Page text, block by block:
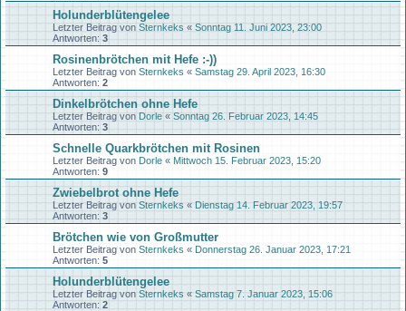
Holunderblütengelee
Letzter Beitrag von Sternkeks « Sonntag 11. Juni 2023, 23:00
Antworten: 3
Rosinenbrötchen mit Hefe :-))
Letzter Beitrag von Sternkeks « Samstag 29. April 2023, 16:30
Antworten: 2
Dinkelbrötchen ohne Hefe
Letzter Beitrag von Dorle « Sonntag 26. Februar 2023, 14:45
Antworten: 3
Schnelle Quarkbrötchen mit Rosinen
Letzter Beitrag von Dorle « Mittwoch 15. Februar 2023, 15:20
Antworten: 9
Zwiebelbrot ohne Hefe
Letzter Beitrag von Sternkeks « Dienstag 14. Februar 2023, 19:57
Antworten: 3
Brötchen wie von Großmutter
Letzter Beitrag von Sternkeks « Donnerstag 26. Januar 2023, 17:21
Antworten: 5
Holunderblütengelee
Letzter Beitrag von Sternkeks « Samstag 7. Januar 2023, 15:06
Antworten: 2